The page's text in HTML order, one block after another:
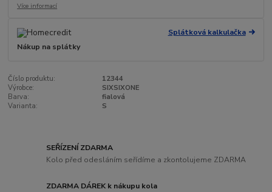
Více informací
Splátková kalkulačka
Nákup na splátky
Číslo produktu:
12344
Výrobce:
SIXSIXONE
Barva:
fialová
Varianta:
S
SEŘÍZENÍ ZDARMA
Kolo před odesláním seřídíme a zkontolujeme ZDARMA
ZDARMA DÁREK k nákupu kola